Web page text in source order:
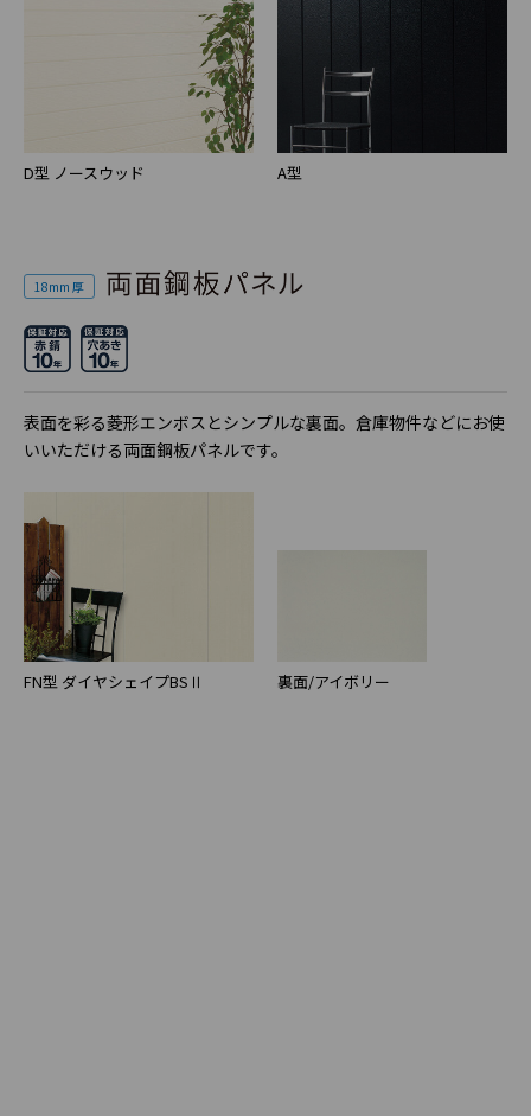
D型 ノースウッド A型
18mm 厚
表面を彩る菱形エンボスとシンプルな裏面。倉庫物件などにお使
いいただける両面鋼板パネルです。
FN型 ダイヤシェイプBSⅡ 裏面/アイボリー